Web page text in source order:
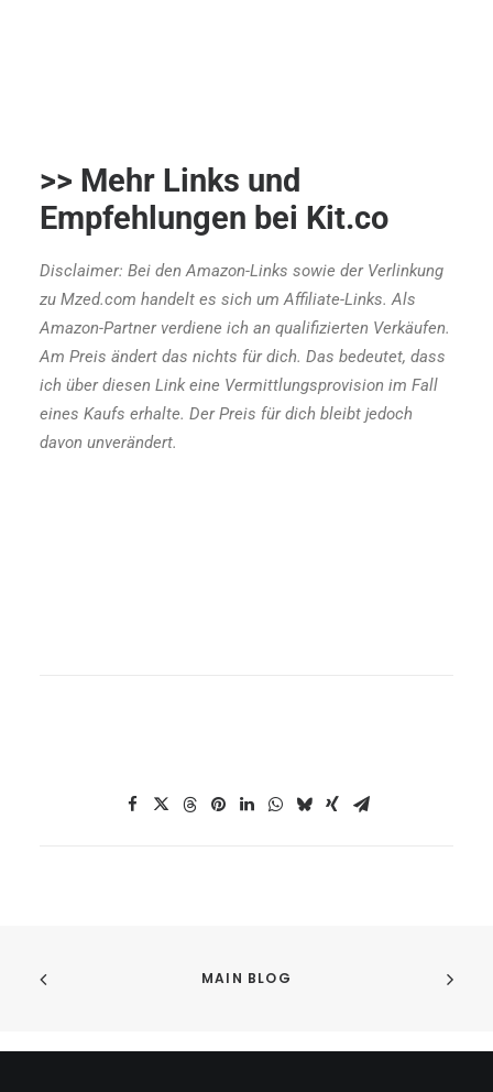
>> Mehr Links und
Empfehlungen bei Kit.co
Disclaimer: Bei den Amazon-Links sowie der Verlinkung
zu Mzed.com handelt es sich um Affiliate-Links.Als
Amazon-Partner verdiene ich an qualifizierten Verkäufen.
Am Preis ändert das nichts für dich. Das bedeutet, dass
ich über diesen Link eine Vermittlungsprovision im Fall
eines Kaufs erhalte. Der Preis für dich bleibt jedoch
davon unverändert.
MAIN BLOG